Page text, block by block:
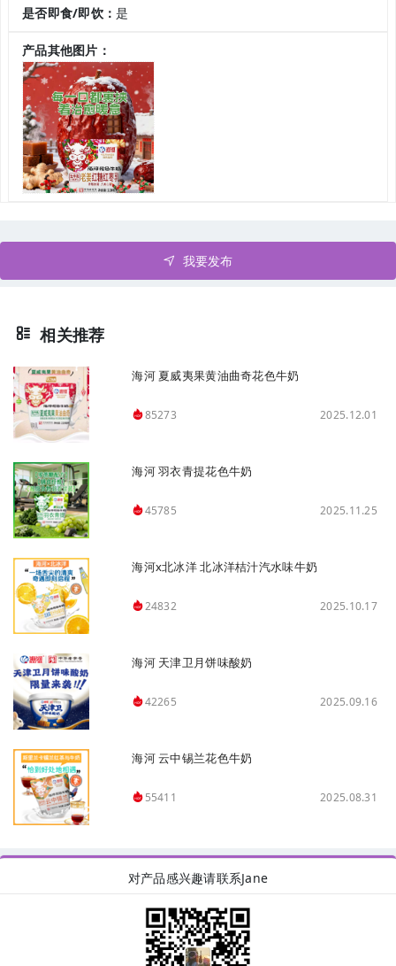
是否即食/即饮：是
产品其他图片：
我要发布
相关推荐
海河 夏威夷果黄油曲奇花色牛奶
85273 2025.12.01
海河 羽衣青提花色牛奶
45785 2025.11.25
海河x北冰洋 北冰洋桔汁汽水味牛奶
24832 2025.10.17
海河 天津卫月饼味酸奶
42265 2025.09.16
海河 云中锡兰花色牛奶
55411 2025.08.31
对产品感兴趣请联系Jane